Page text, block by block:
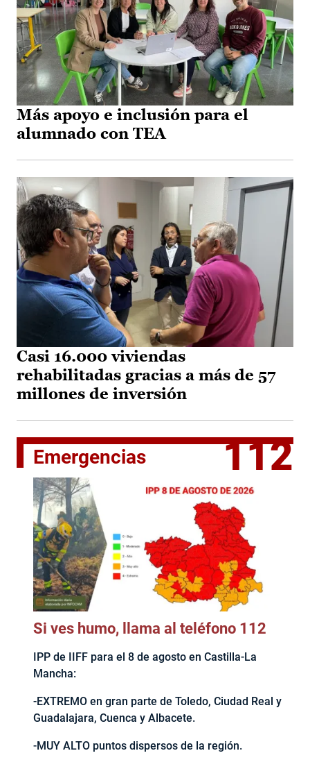
Más apoyo e inclusión para el
alumnado con TEA
Casi 16.000 viviendas
rehabilitadas gracias a más de 57
millones de inversión
Emergencias 112
Si ves humo, llama al teléfono 112
IPP de IIFF para el 8 de agosto en Castilla-La
Mancha:
-EXTREMO en gran parte de Toledo, Ciudad Real y
Guadalajara, Cuenca y Albacete.
-MUY ALTO puntos dispersos de la región.